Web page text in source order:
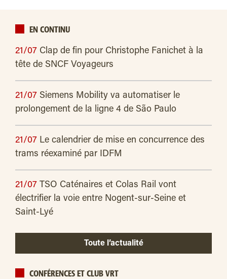
EN CONTINU
21/07 Clap de fin pour Christophe Fanichet à la
tête de SNCF Voyageurs
21/07 Siemens Mobility va automatiser le
prolongement de la ligne 4 de São Paulo
21/07 Le calendrier de mise en concurrence des
trams réexaminé par IDFM
21/07 TSO Caténaires et Colas Rail vont
électrifier la voie entre Nogent-sur-Seine et
Saint-Lyé
Toute l’actualité
CONFÉRENCES ET CLUB VRT